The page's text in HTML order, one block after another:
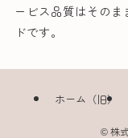
ービス品質はその
ドです。
ホーム（旧）
©株